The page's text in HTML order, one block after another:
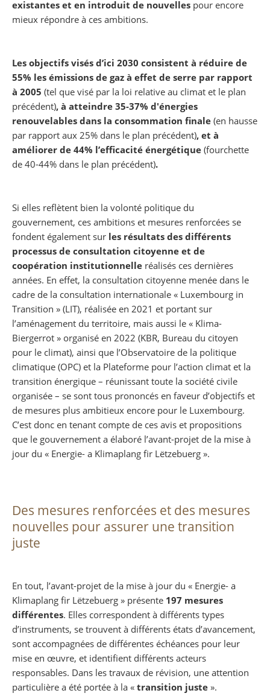
existantes et en introduit de nouvelles pour encore
mieux répondre à ces ambitions.
Les objectifs visés d’ici 2030 consistent à réduire de
55% les émissions de gaz à effet de serre par rapport
à 2005 (tel que visé par la loi relative au climat et le plan
précédent), à atteindre 35-37% d'énergies
renouvelables dans la consommation finale (en hausse
par rapport aux 25% dans le plan précédent), et à
améliorer de 44% l’efficacité énergétique (fourchette
de 40-44% dans le plan précédent).
Si elles reflètent bien la volonté politique du
gouvernement, ces ambitions et mesures renforcées se
fondent également sur les résultats des différents
processus de consultation citoyenne et de
coopération institutionnelle réalisés ces dernières
années. En effet, la consultation citoyenne menée dans le
cadre de la consultation internationale « Luxembourg in
Transition » (LIT), réalisée en 2021 et portant sur
l’aménagement du territoire, mais aussi le « Klima-
Biergerrot » organisé en 2022 (KBR, Bureau du citoyen
pour le climat), ainsi que l’Observatoire de la politique
climatique (OPC) et la Plateforme pour l’action climat et la
transition énergique – réunissant toute la société civile
organisée – se sont tous prononcés en faveur d’objectifs et
de mesures plus ambitieux encore pour le Luxembourg.
C’est donc en tenant compte de ces avis et propositions
que le gouvernement a élaboré l’avant-projet de la mise à
jour du « Energie- a Klimaplang fir Lëtzebuerg ».
Des mesures renforcées et des mesures
nouvelles pour assurer une transition
juste
En tout, l’avant-projet de la mise à jour du « Energie- a
Klimaplang fir Lëtzebuerg » présente 197 mesures
différentes. Elles correspondent à différents types
d’instruments, se trouvent à différents états d’avancement,
sont accompagnées de différentes échéances pour leur
mise en œuvre, et identifient différents acteurs
responsables. Dans les travaux de révision, une attention
particulière a été portée à la « transition juste ».